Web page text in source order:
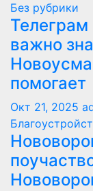
Без рубрики
Телеграм
важно
помогает
Окт 21, 2025